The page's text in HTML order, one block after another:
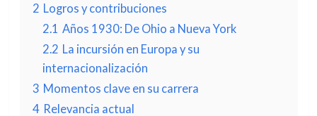
2 Logros y contribuciones
2.1 Años 1930: De Ohio a Nueva York
2.2 La incursión en Europa y su
internacionalización
3 Momentos clave en su carrera
4 Relevancia actual